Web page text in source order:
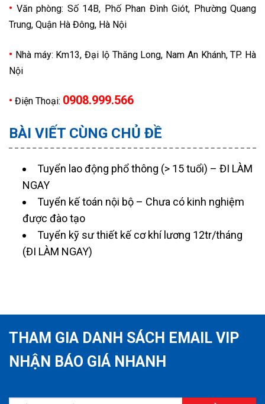
• Văn phòng: Số 14B, Phố Phan Đình Giót, Phường Quang
Trung, Quận Hà Đông, Hà Nội
• Nhà máy: Km13, Đại lộ Thăng Long, Nam An Khánh, TP. Hà
Nội
• Điện Thoại: 0908.999.566
BÀI VIẾT CÙNG CHỦ ĐỀ
Tuyển lao động phổ thông (> 15 tuổi) – ĐI LÀM
NGAY
Tuyển kế toán nội bộ – Chưa có kinh nghiệm
được đào tạo
Tuyển kỹ sư thiết kế cơ khí lương 12tr/tháng
(ĐI LÀM NGAY)
THAM GIA DANH SÁCH EMAIL VIP
NHẬN BÁO GIÁ NHANH